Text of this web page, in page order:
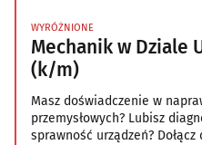
WYRÓŻNIONE
Mechanik w Dziale
(k/m)
Masz doświadczenie w
przemysłowych? Lubisz
sprawność urządzeń?